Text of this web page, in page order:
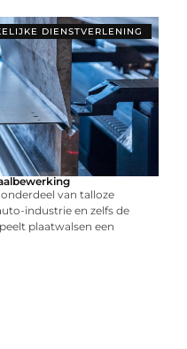
DIENSTVERLENING
van talloze
industrie en zelfs de
plaatwalsen een